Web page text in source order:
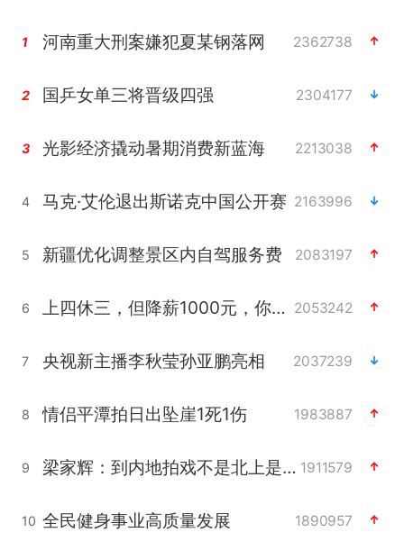
1 河南重大刑案嫌犯夏某钢落网 2362738
2 国乒女单三将晋级四强 2304177
3 光影经济撬动暑期消费新蓝海 2213038
4 马克·艾伦退出斯诺克中国公开赛 2163996
5 新疆优化调整景区内自驾服务费 2083197
6 上四休三，但降薪1000元，你接受吗？ 2053242
7 央视新主播李秋莹孙亚鹏亮相 2037239
8 情侣平潭拍日出坠崖1死1伤 1983887
9 梁家辉：到内地拍戏不是北上是回归 1911579
10 全民健身事业高质量发展 1890957